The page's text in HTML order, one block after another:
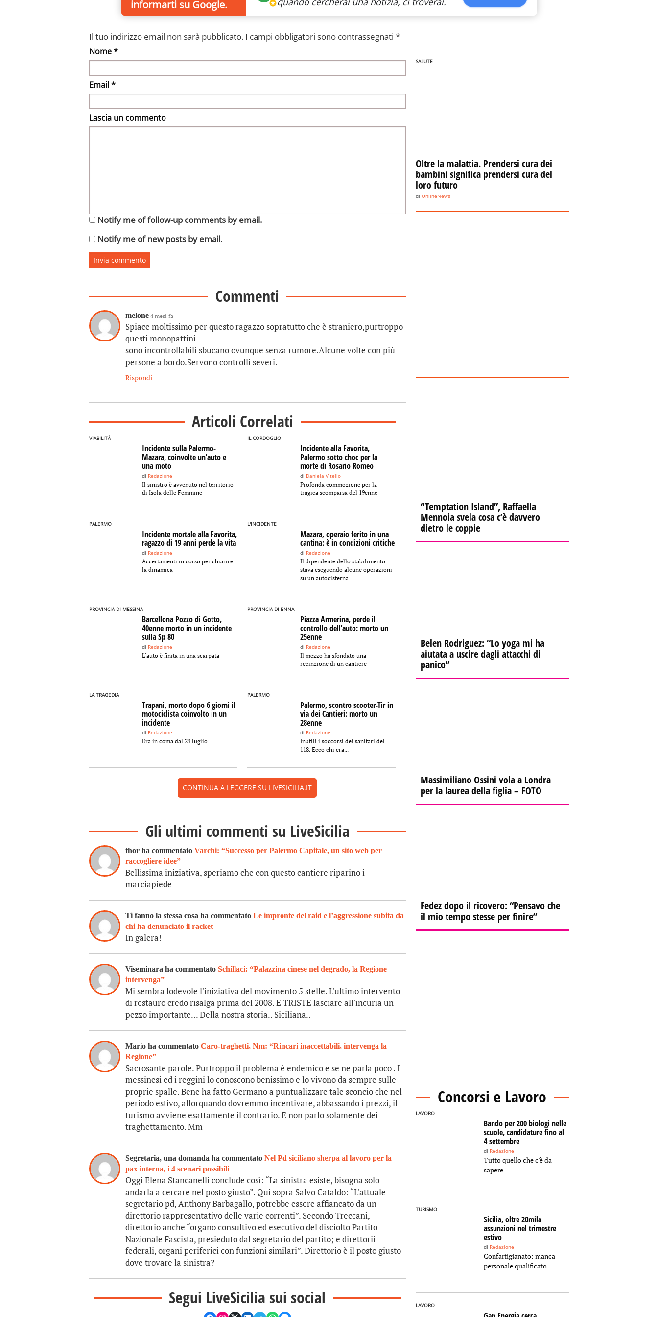
informarti su Google.
Il tuo indirizzo email non sarà pubblicato. I campi obbligatori sono contrassegnati *
Nome *
Email *
Lascia un commento
Notify me of follow-up comments by email.
Notify me of new posts by email.
Commenti
melone 4 mesi fa
Spiace moltissimo per questo ragazzo sopratutto che è straniero,purtroppo
questi monopattini
sono incontrollabili sbucano ovunque senza rumore.Alcune volte con più
persone a bordo.Servono controlli severi.
Rispondi
Articoli Correlati
VIABILITÀ
Incidente sulla Palermo-
Mazara, coinvolte un’auto e
una moto
di Redazione
Il sinistro è avvenuto nel territorio
di Isola delle Femmine
IL CORDOGLIO
Incidente alla Favorita,
Palermo sotto choc per la
morte di Rosario Romeo
di Daniela Vitello
Profonda commozione per la
tragica scomparsa del 19enne
PALERMO
Incidente mortale alla Favorita,
ragazzo di 19 anni perde la vita
di Redazione
Accertamenti in corso per chiarire
la dinamica
L'INCIDENTE
Mazara, operaio ferito in una
cantina: è in condizioni critiche
di Redazione
Il dipendente dello stabilimento
stava eseguendo alcune operazioni
su un'autocisterna
PROVINCIA DI MESSINA
Barcellona Pozzo di Gotto,
40enne morto in un incidente
sulla Sp 80
di Redazione
L'auto è finita in una scarpata
PROVINCIA DI ENNA
Piazza Armerina, perde il
controllo dell’auto: morto un
25enne
di Redazione
Il mezzo ha sfondato una
recinzione di un cantiere
LA TRAGEDIA
Trapani, morto dopo 6 giorni il
motociclista coinvolto in un
incidente
di Redazione
Era in coma dal 29 luglio
PALERMO
Palermo, scontro scooter-Tir in
via dei Cantieri: morto un
28enne
di Redazione
Inutili i soccorsi dei sanitari del
118. Ecco chi era...
CONTINUA A LEGGERE SU LIVESICILIA.IT
Gli ultimi commenti su LiveSicilia
thor ha commentato Varchi: “Successo per Palermo Capitale, un sito web per
raccogliere idee”
Bellissima iniziativa, speriamo che con questo cantiere riparino i
marciapiede
Ti fanno la stessa cosa ha commentato Le impronte del raid e l’aggressione subita da
chi ha denunciato il racket
In galera!
Viseminara ha commentato Schillaci: “Palazzina cinese nel degrado, la Regione
intervenga”
Mi sembra lodevole l'iniziativa del movimento 5 stelle. L'ultimo intervento
di restauro credo risalga prima del 2008. E'TRISTE lasciare all'incuria un
pezzo importante... Della nostra storia.. Siciliana..
Mario ha commentato Caro-traghetti, Nm: “Rincari inaccettabili, intervenga la
Regione”
Sacrosante parole. Purtroppo il problema è endemico e se ne parla poco . I
messinesi ed i reggini lo conoscono benissimo e lo vivono da sempre sulle
proprie spalle. Bene ha fatto Germano a puntualizzare tale sconcio che nel
periodo estivo, allorquando dovremmo incentivare, abbassando i prezzi, il
turismo avviene esattamente il contrario. E non parlo solamente dei
traghettamento. Mm
Segretaria, una domanda ha commentato Nel Pd siciliano sherpa al lavoro per la
pax interna, i 4 scenari possibili
Oggi Elena Stancanelli conclude così: “La sinistra esiste, bisogna solo
andarla a cercare nel posto giusto”. Qui sopra Salvo Cataldo: “L'attuale
segretario pd, Anthony Barbagallo, potrebbe essere affiancato da un
direttorio rappresentativo delle varie correnti”. Secondo Treccani,
direttorio anche “organo consultivo ed esecutivo del disciolto Partito
Nazionale Fascista, presieduto dal segretario del partito; e direttorii
federali, organi periferici con funzioni similari”. Direttorio è il posto giusto
dove trovare la sinistra?
Segui LiveSicilia sui social
SALUTE
Oltre la malattia. Prendersi cura dei
bambini significa prendersi cura del
loro futuro
di OnlineNews
“Temptation Island”, Raffaella
Mennoia svela cosa c’è davvero
dietro le coppie
Belen Rodriguez: “Lo yoga mi ha
aiutata a uscire dagli attacchi di
panico”
Massimiliano Ossini vola a Londra
per la laurea della figlia – FOTO
Fedez dopo il ricovero: “Pensavo che
il mio tempo stesse per finire”
Concorsi e Lavoro
LAVORO
Bando per 200 biologi nelle
scuole, candidature fino al
4 settembre
di Redazione
Tutto quello che c'è da
sapere
TURISMO
Sicilia, oltre 20mila
assunzioni nel trimestre
estivo
di Redazione
Confartigianato: manca
personale qualificato.
LAVORO